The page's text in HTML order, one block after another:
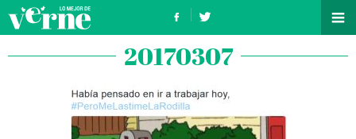
20170307